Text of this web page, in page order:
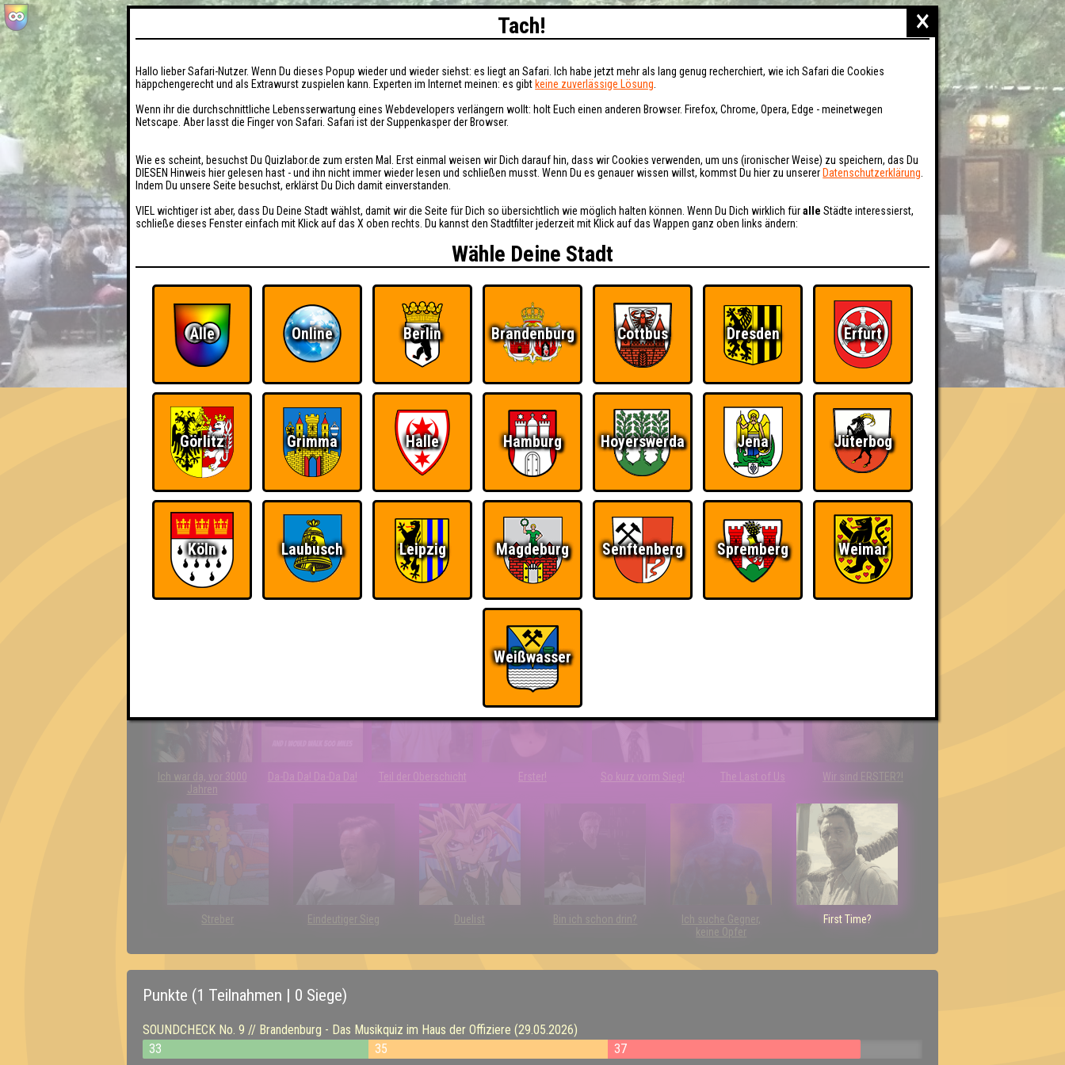
EVENTS HIGHSCORE RESERVIERUNG BUCHEN FAQ ÜBER UNS
Schwarz ist bunt genug
Errungenschaften
Kleiner Hinweis: bei uns sind Teams, die in einem Stechen verlieren, trotzdem auf dem 1. Platz - den haben sie sich schließlich verdient! Entsprechend gibt es
für diese auch Errungenschaften für den 1. Platz.
Quizveteran
Ich war da, vor 3000
Jahren
Da-Da Da! Da-Da Da! Teil der Oberschicht Erster! So kurz vorm Sieg! The Last of Us Wir sind ERSTER?!
Streber Eindeutiger Sieg Duelist Bin ich schon drin?
Ich suche Gegner,
keine Opfer
First Time?
Punkte (1 Teilnahmen | 0 Siege)
SOUNDCHECK No. 9 // Brandenburg - Das Musikquiz im Haus der Offiziere (29.05.2026)
33
35 37
×
Tach!
Hallo lieber Safari-Nutzer. Wenn Du dieses Popup wieder und wieder siehst: es liegt an Safari. Ich habe jetzt mehr als lang genug recherchiert, wie ich Safari die Cookies
häppchengerecht und als Extrawurst zuspielen kann. Experten im Internet meinen: es gibt keine zuverlässige Lösung
Wenn ihr die durchschnittliche Lebensserwartung eines Webdevelopers verlängern wollt: holt Euch einen anderen Browser. Firefox, Chrome, Opera, Edge - meinetwegen
Netscape. Aber lasst die Finger von Safari. Safari ist der Suppenkasper der Browser.
Wie es scheint, besuchst Du Quizlabor.de zum ersten Mal. Erst einmal weisen wir Dich darauf hin, dass wir Cookies verwenden, um uns (ironischer Weise) zu speichern, das Du
DIESEN Hinweis hier gelesen hast - und ihn nicht immer wieder lesen und schließen musst. Wenn Du es genauer wissen willst, kommst Du hier zu unserer Datenschutzerklärung
Indem Du unsere Seite besuchst, erklärst Du Dich damit einverstanden.
VIEL wichtiger ist aber, dass Du Deine Stadt wählst, damit wir die Seite für Dich so übersichtlich wie möglich halten können. Wenn Du Dich wirklich füralle Städte interessierst,
schließe dieses Fenster einfach mit Klick auf das X oben rechts. Du kannst den Stadtfilter jederzeit mit Klick auf das Wappen ganz oben links ändern:
Wähle Deine Stadt
Alle Online Berlin Brandenburg Cottbus Dresden Erfurt
Görlitz Grimma Halle Hamburg Hoyerswerda Jena Jüterbog
Köln Laubusch Leipzig Magdeburg Senftenberg Spremberg Weimar
Weißwasser